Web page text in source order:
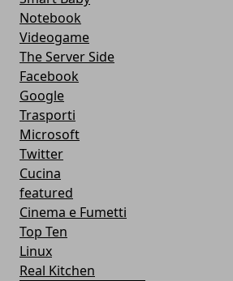
Notebook
Videogame
The Server Side
Facebook
Google
Trasporti
Microsoft
Twitter
Cucina
featured
Cinema e Fumetti
Top Ten
Linux
Real Kitchen